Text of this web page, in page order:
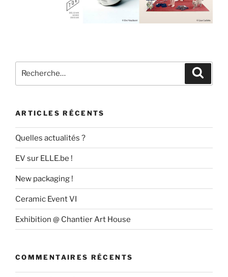
pour
ARTICLES RÉCENTS
Quelles actualités ?
EV sur ELLE.be !
New packaging !
Ceramic Event VI
Exhibition @ Chantier Art House
COMMENTAIRES RÉCENTS